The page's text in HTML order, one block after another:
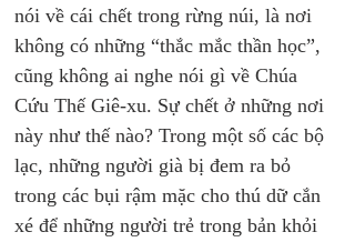
nói về cái chết trong rừng núi, là nơi
không có những “thắc mắc thần học”,
cũng không ai nghe nói gì về Chúa
Cứu Thế Giê-xu. Sự chết ở những nơi
này như thế nào? Trong một số các bộ
lạc, những người già bị đem ra bỏ
trong các bụi rậm mặc cho thú dữ cắn
xé để những người trẻ trong bản khỏi